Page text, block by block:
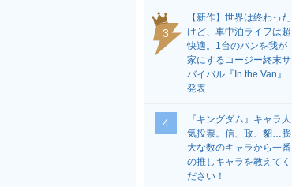
3
【新作】世界は終わった
けど、車中泊ライフは超
快適。1台のバンを我が
家にするコージー終末サ
バイバル『In the Van』
発表
4
『キングダム』キャラ人
気投票。信、政、貂…膨
大な数のキャラから一番
の推しキャラを教えてく
ださい！